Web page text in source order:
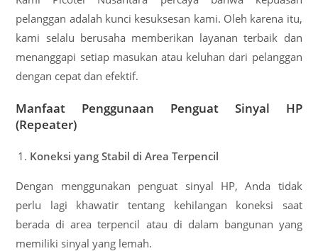
pelanggan adalah kunci kesuksesan kami. Oleh karena itu,
kami selalu berusaha memberikan layanan terbaik dan
menanggapi setiap masukan atau keluhan dari pelanggan
dengan cepat dan efektif.
Manfaat Penggunaan Penguat Sinyal HP
(Repeater)
Koneksi yang Stabil di Area Terpencil
Dengan menggunakan penguat sinyal HP, Anda tidak
perlu lagi khawatir tentang kehilangan koneksi saat
berada di area terpencil atau di dalam bangunan yang
memiliki sinyal yang lemah.